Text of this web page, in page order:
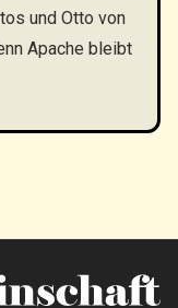
und Otto von
Apache bleibt